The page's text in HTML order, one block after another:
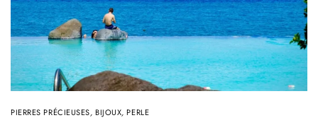
PIERRES PRÉCIEUSES,BIJOUX,PERLE